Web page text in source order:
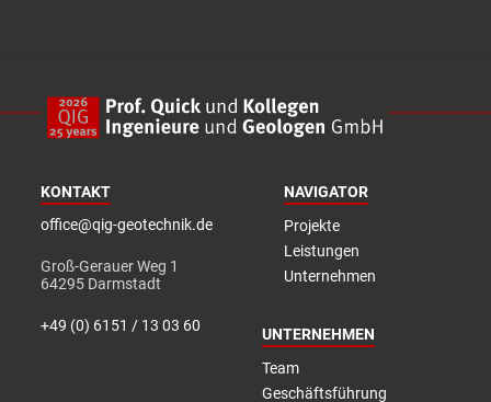
KONTAKT
office@qig-geotechnik.de
Groß-Gerauer Weg 1
64295 Darmstadt
+49 (0) 6151 / 13 03 60
NAVIGATOR
Projekte
Leistungen
Unternehmen
UNTERNEHMEN
Team
Geschäftsführung